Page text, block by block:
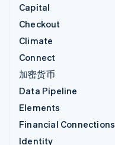
Capital
Checkout
Climate
Connect
加密货币
Data Pipeline
Elements
Financial Connections
Identity